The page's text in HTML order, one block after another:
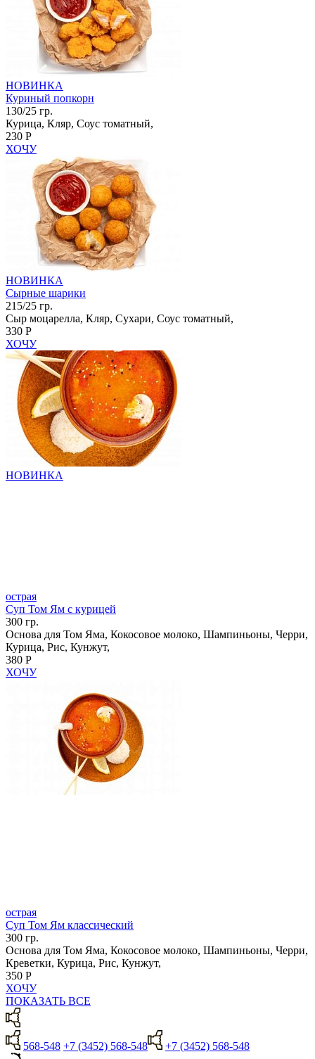
НОВИНКА
Куриный попкорн
130/25 гр.
Курица, Кляр, Соус томатный,
230 Р
ХОЧУ
НОВИНКА
Сырные шарики
215/25 гр.
Сыр моцарелла, Кляр, Сухари, Соус томатный,
330 Р
ХОЧУ
НОВИНКА
острая
Суп Том Ям с курицей
300 гр.
Основа для Том Яма, Кокосовое молоко, Шампиньоны, Черри,
Курица, Рис, Кунжут,
380 Р
ХОЧУ
острая
Суп Том Ям классический
300 гр.
Основа для Том Яма, Кокосовое молоко, Шампиньоны, Черри,
Креветки, Курица, Рис, Кунжут,
350 Р
ХОЧУ
ПОКАЗАТЬ ВСЕ
568-548 +7 (3452) 568-548 +7 (3452) 568-548